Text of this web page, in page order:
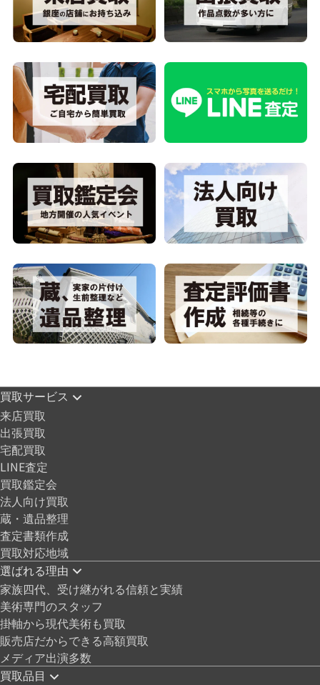
買取サービス
来店買取
出張買取
宅配買取
LINE査定
買取鑑定会
法人向け買取
蔵・遺品整理
査定書類作成
買取対応地域
選ばれる理由
家族四代、受け継がれる信頼と実績
美術専門のスタッフ
掛軸から現代美術も買取
販売店だからできる高額買取
メディア出演多数
買取品目